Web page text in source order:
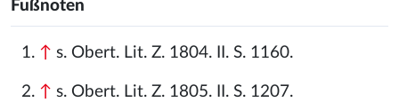
Fußnoten
↑ s. Obert. Lit. Z. 1804. II. S. 1160.
↑ s. Obert. Lit. Z. 1805. II. S. 1207.